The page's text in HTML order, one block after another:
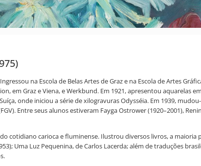
na Escola de Belas Artes de Graz e na Escola de Artes
em Graz e Viena, e Werkbund. Em 1921, apresentou aquarelas
onde iniciou a série de xilogravuras Odysséia. Em 1939,
Entre seus alunos estiveram Fayga Ostrower (1920–2001),
cotidiano carioca e fluminense. Ilustrou diversos livros, a maioria
Uma Luz Pequenina, de Carlos Lacerda; além de traduções